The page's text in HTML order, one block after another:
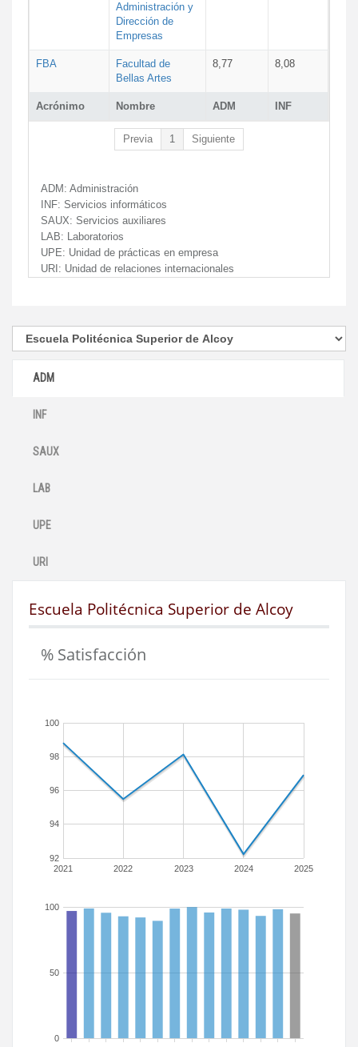
Acrónimo Nombre ADM INF
Administración y
Dirección de
Empresas
FBA
Facultad de
Bellas Artes
8,77 8,08
Previa 1 Siguiente
ADM: Administración
INF: Servicios informáticos
SAUX: Servicios auxiliares
LAB: Laboratorios
UPE: Unidad de prácticas en empresa
URI: Unidad de relaciones internacionales
ADM
INF
SAUX
LAB
UPE
URI
Escuela Politécnica Superior de Alcoy
% Satisfacción
2021 2022 2023 2024 2025
92
94
96
98
100
0
50
100